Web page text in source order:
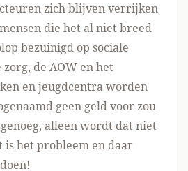
zich blijven verrijken
die het al niet breed
bezuinigd op sociale
de AOW en het
en jeugdcentra worden
geen geld voor zou
alleen wordt dat niet
het probleem en daar